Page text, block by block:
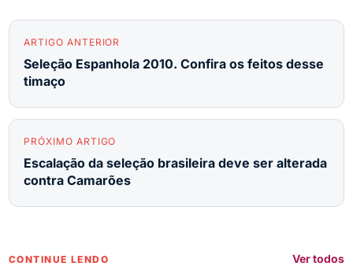
ARTIGO ANTERIOR
Seleção Espanhola 2010. Confira os feitos desse
timaço
PRÓXIMO ARTIGO
Escalação da seleção brasileira deve ser alterada
contra Camarões
CONTINUE LENDO Ver todos